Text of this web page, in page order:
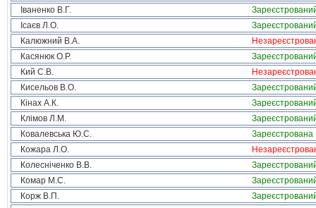
Іваненко В.Г.
Ісаєв Л.О.
Калюжний В.А.
Касянюк О.Р.
Кий С.В.
Кисельов В.О.
Кінах А.К.
Клімов Л.М.
Ковалевська Ю.С.
Зареєстрована
Кожара Л.О.
Колесніченко В.В.
Комар М.С.
Корж В.П.